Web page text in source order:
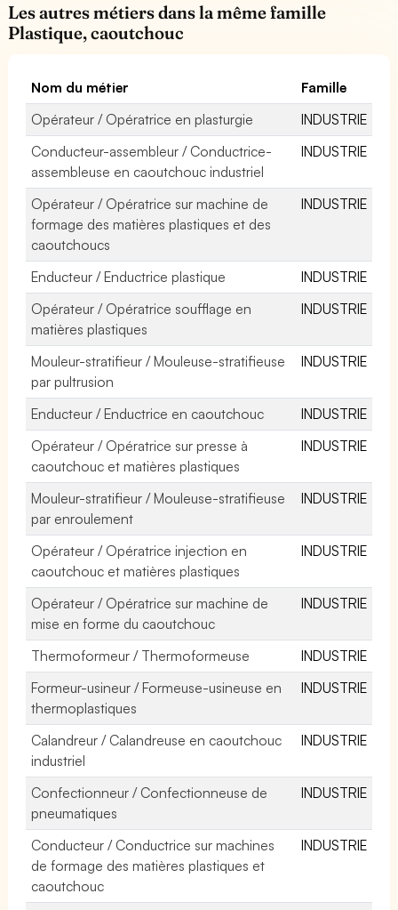
Les autres métiers dans la même famille
Plastique, caoutchouc
Nom du métier
Famille
Opérateur / Opératrice en plasturgie
INDUSTRIE
Conducteur-assembleur / Conductrice-
assembleuse en caoutchouc industriel
INDUSTRIE
Opérateur / Opératrice sur machine de
formage des matières plastiques et des
caoutchoucs
INDUSTRIE
Enducteur / Enductrice plastique
INDUSTRIE
Opérateur / Opératrice soufflage en
matières plastiques
INDUSTRIE
Mouleur-stratifieur / Mouleuse-stratifieuse
par pultrusion
INDUSTRIE
Enducteur / Enductrice en caoutchouc
INDUSTRIE
Opérateur / Opératrice sur presse à
caoutchouc et matières plastiques
INDUSTRIE
Mouleur-stratifieur / Mouleuse-stratifieuse
par enroulement
INDUSTRIE
Opérateur / Opératrice injection en
caoutchouc et matières plastiques
INDUSTRIE
Opérateur / Opératrice sur machine de
mise en forme du caoutchouc
INDUSTRIE
Thermoformeur / Thermoformeuse
INDUSTRIE
Formeur-usineur / Formeuse-usineuse en
thermoplastiques
INDUSTRIE
Calandreur / Calandreuse en caoutchouc
industriel
INDUSTRIE
Confectionneur / Confectionneuse de
pneumatiques
INDUSTRIE
Conducteur / Conductrice sur machines
de formage des matières plastiques et
caoutchouc
INDUSTRIE